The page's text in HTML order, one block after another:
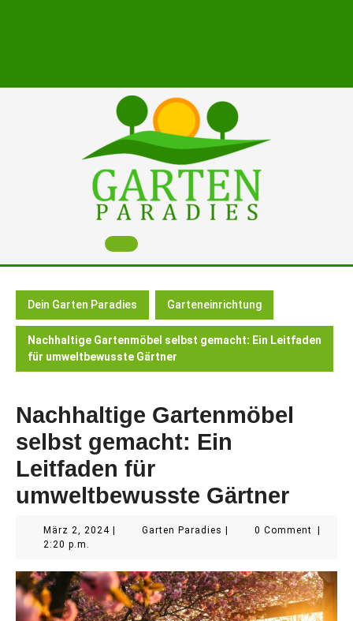
Open
Button
Dein Garten Paradies Garteneinrichtung
Nachhaltige Gartenmöbel selbst gemacht: Ein Leitfaden
für umweltbewusste Gärtner
Nachhaltige Gartenmöbel
selbst gemacht: Ein
Leitfaden für
umweltbewusste Gärtner
März 2, 2024März
Garten Paradies Garten 0 Comment
2:20 p.m.